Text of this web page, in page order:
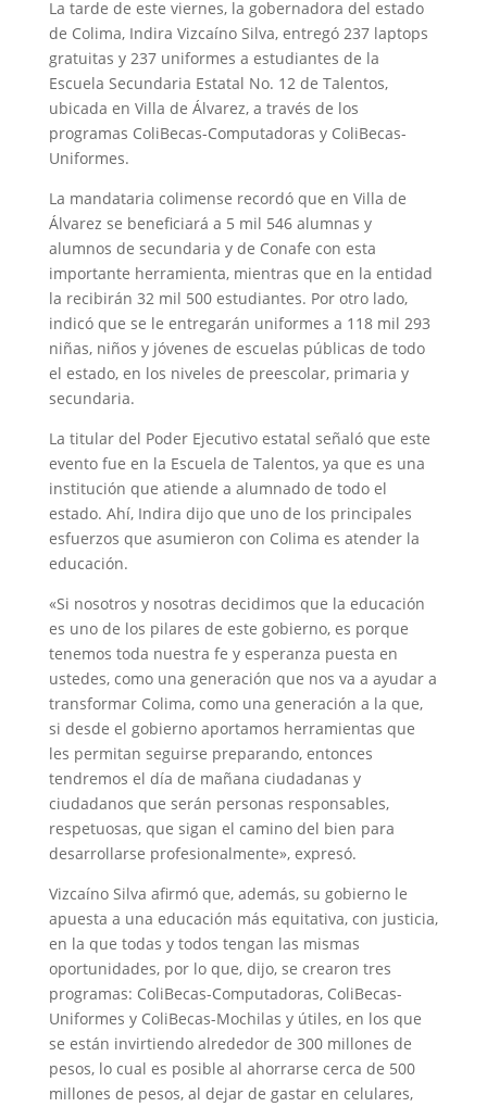
La tarde de este viernes, la gobernadora del estado
de Colima, Indira Vizcaíno Silva, entregó 237 laptops
gratuitas y 237 uniformes a estudiantes de la
Escuela Secundaria Estatal No. 12 de Talentos,
ubicada en Villa de Álvarez, a través de los
programas ColiBecas-Computadoras y ColiBecas-
Uniformes.
La mandataria colimense recordó que en Villa de
Álvarez se beneficiará a 5 mil 546 alumnas y
alumnos de secundaria y de Conafe con esta
importante herramienta, mientras que en la entidad
la recibirán 32 mil 500 estudiantes. Por otro lado,
indicó que se le entregarán uniformes a 118 mil 293
niñas, niños y jóvenes de escuelas públicas de todo
el estado, en los niveles de preescolar, primaria y
secundaria.
La titular del Poder Ejecutivo estatal señaló que este
evento fue en la Escuela de Talentos, ya que es una
institución que atiende a alumnado de todo el
estado. Ahí, Indira dijo que uno de los principales
esfuerzos que asumieron con Colima es atender la
educación.
«Si nosotros y nosotras decidimos que la educación
es uno de los pilares de este gobierno, es porque
tenemos toda nuestra fe y esperanza puesta en
ustedes, como una generación que nos va a ayudar a
transformar Colima, como una generación a la que,
si desde el gobierno aportamos herramientas que
les permitan seguirse preparando, entonces
tendremos el día de mañana ciudadanas y
ciudadanos que serán personas responsables,
respetuosas, que sigan el camino del bien para
desarrollarse profesionalmente», expresó.
Vizcaíno Silva afirmó que, además, su gobierno le
apuesta a una educación más equitativa, con justicia,
en la que todas y todos tengan las mismas
oportunidades, por lo que, dijo, se crearon tres
programas: ColiBecas-Computadoras, ColiBecas-
Uniformes y ColiBecas-Mochilas y útiles, en los que
se están invirtiendo alrededor de 300 millones de
pesos, lo cual es posible al ahorrarse cerca de 500
millones de pesos, al dejar de gastar en celulares,